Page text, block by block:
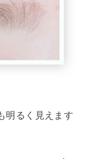
明るく見えます